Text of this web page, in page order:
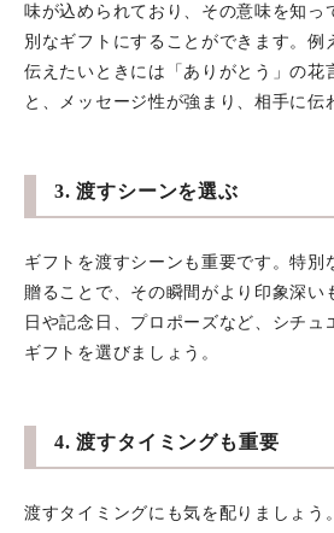
味が込められており、その意味を知っ
別なギフトにすることができます。例
伝えたいときには「ありがとう」の花
と、メッセージ性が強まり、相手に伝
3. 渡すシーンを選ぶ
ギフトを渡すシーンも重要です。特別
贈ることで、その瞬間がより印象深い
日や記念日、プロポーズなど、シチュ
ギフトを選びましょう。
4. 渡すタイミングも重要
渡すタイミングにも気を配りましょう